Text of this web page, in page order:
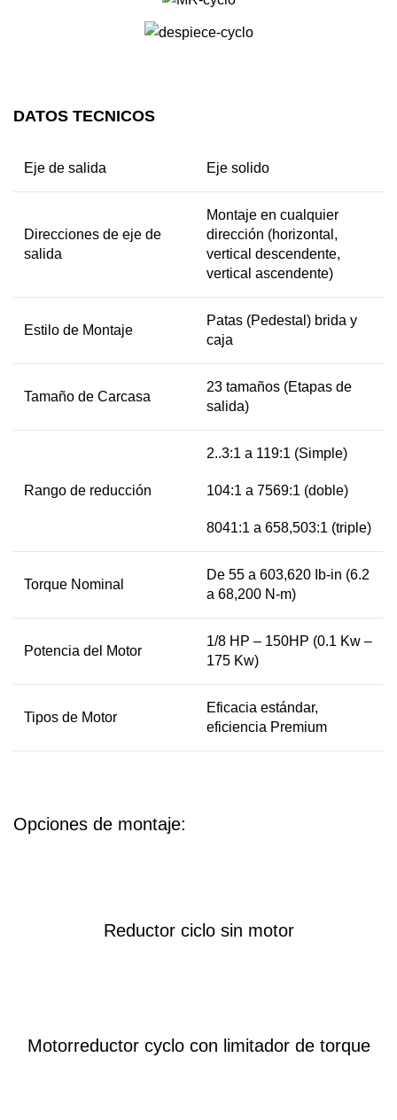
DATOS TECNICOS
Eje de salida Eje solido
Direcciones de eje de
salida
Montaje en cualquier
dirección (horizontal,
vertical descendente,
vertical ascendente)
Estilo de Montaje
Patas (Pedestal) brida y
caja
Tamaño de Carcasa
23 tamaños (Etapas de
salida)
Rango de reducción
2..3:1 a 119:1 (Simple)
104:1 a 7569:1 (doble)
8041:1 a 658,503:1 (triple)
Torque Nominal
De 55 a 603,620 Ib-in (6.2
a 68,200 N-m)
Potencia del Motor
1/8 HP – 150HP (0.1 Kw –
175 Kw)
Tipos de Motor
Eficacia estándar,
eficiencia Premium
Opciones de montaje:
Reductor ciclo sin motor
Motorreductor cyclo con limitador de torque